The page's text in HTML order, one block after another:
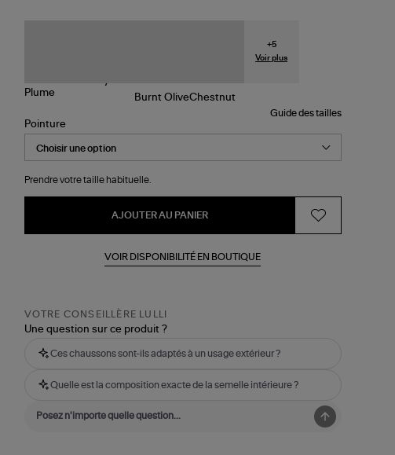
+5
Voir plus
Guide des tailles
Pointure
Prendre votre taille habituelle.
AJOUTER AU PANIER
VOIR DISPONIBILITÉ EN BOUTIQUE
VOTRE CONSEILLÈRE LULLI
Une question sur ce produit ?
Ces chaussons sont-ils adaptés à un usage extérieur ?
Quelle est la composition exacte de la semelle intérieure ?